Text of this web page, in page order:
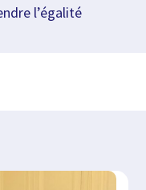
l’égalité